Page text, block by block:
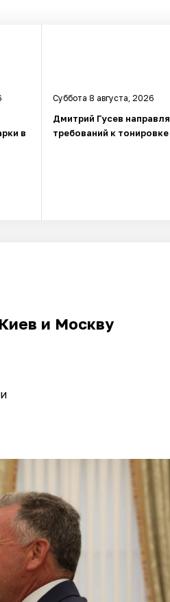
в
Суббота 8 августа, 2026
Дмитрий Гусев
требований к
и Москву